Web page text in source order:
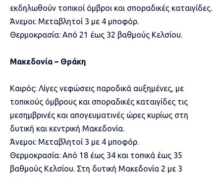
εκδηλωθούν τοπικοί όμβροι και σποραδικές καταιγίδες.
Άνεμοι: Μεταβλητοί 3 με 4 μποφόρ.
Θερμοκρασία: Από 21 έως 32 βαθμούς Κελσίου.
Μακεδονία – Θράκη
Καιρός: Λίγες νεφώσεις παροδικά αυξημένες, με
τοπικούς όμβρους και σποραδικές καταιγίδες τις
μεσημβρινές και απογευματινές ώρες κυρίως στη
δυτική και κεντρική Μακεδονία.
Άνεμοι: Μεταβλητοί 3 με 4 μποφόρ.
Θερμοκρασία: Από 18 έως 34 και τοπικά έως 35
βαθμούς Κελσίου. Στη δυτική Μακεδονία 2 με 3